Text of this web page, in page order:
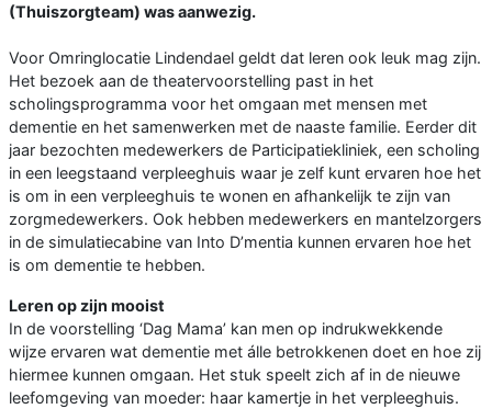
(Thuiszorgteam) was aanwezig.
Voor Omringlocatie Lindendael geldt dat leren ook leuk mag zijn.
Het bezoek aan de theatervoorstelling past in het
scholingsprogramma voor het omgaan met mensen met
dementie en het samenwerken met de naaste familie. Eerder dit
jaar bezochten medewerkers de Participatiekliniek, een scholing
in een leegstaand verpleeghuis waar je zelf kunt ervaren hoe het
is om in een verpleeghuis te wonen en afhankelijk te zijn van
zorgmedewerkers. Ook hebben medewerkers en mantelzorgers
in de simulatiecabine van Into D’mentia kunnen ervaren hoe het
is om dementie te hebben.
Leren op zijn mooist
In de voorstelling ‘Dag Mama’ kan men op indrukwekkende
wijze ervaren wat dementie met álle betrokkenen doet en hoe zij
hiermee kunnen omgaan. Het stuk speelt zich af in de nieuwe
leefomgeving van moeder: haar kamertje in het verpleeghuis.